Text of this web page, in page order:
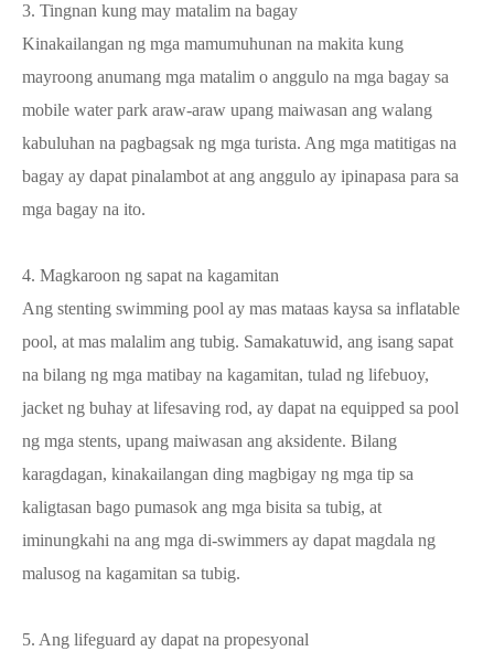
3. Tingnan kung may matalim na bagay
Kinakailangan ng mga mamumuhunan na makita kung
mayroong anumang mga matalim o anggulo na mga bagay sa
mobile water park araw-araw upang maiwasan ang walang
kabuluhan na pagbagsak ng mga turista. Ang mga matitigas na
bagay ay dapat pinalambot at ang anggulo ay ipinapasa para sa
mga bagay na ito.
4. Magkaroon ng sapat na kagamitan
Ang stenting swimming pool ay mas mataas kaysa sa inflatable
pool, at mas malalim ang tubig. Samakatuwid, ang isang sapat
na bilang ng mga matibay na kagamitan, tulad ng lifebuoy,
jacket ng buhay at lifesaving rod, ay dapat na equipped sa pool
ng mga stents, upang maiwasan ang aksidente. Bilang
karagdagan, kinakailangan ding magbigay ng mga tip sa
kaligtasan bago pumasok ang mga bisita sa tubig, at
iminungkahi na ang mga di-swimmers ay dapat magdala ng
malusog na kagamitan sa tubig.
5. Ang lifeguard ay dapat na propesyonal